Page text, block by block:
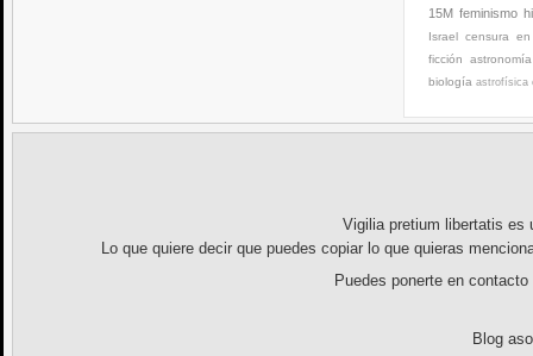
15M feminismo
Israel
censura
ficción
astronomía
biología astrofísica
Vigilia pretium libertatis es
Lo que quiere decir que puedes copiar lo que quieras
Puedes ponerte en
Blog